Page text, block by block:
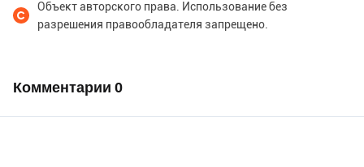
Объект авторского права. Использование без
разрешения правообладателя запрещено.
Комментарии 0